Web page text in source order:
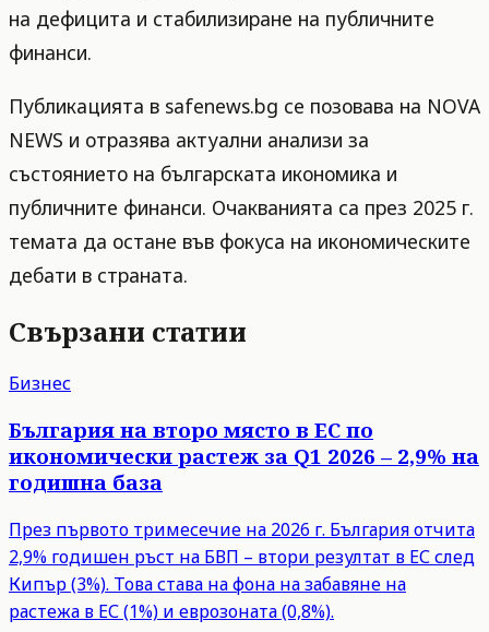
на дефицита и стабилизиране на публичните
финанси.
Публикацията в safenews.bg се позовава на NOVA
NEWS и отразява актуални анализи за
състоянието на българската икономика и
публичните финанси. Очакванията са през 2025 г.
темата да остане във фокуса на икономическите
дебати в страната.
Свързани статии
Бизнес
България на второ място в ЕС по
икономически растеж за Q1 2026 – 2,9% на
годишна база
През първото тримесечие на 2026 г. България отчита
2,9% годишен ръст на БВП – втори резултат в ЕС след
Кипър (3%). Това става на фона на забавяне на
растежа в ЕС (1%) и еврозоната (0,8%).